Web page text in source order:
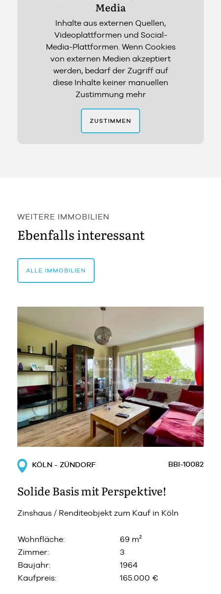
Media
Inhalte aus externen Quellen,
Videoplattformen und Social-
Media-Plattformen. Wenn Cookies
von externen Medien akzeptiert
werden, bedarf der Zugriff auf
diese Inhalte keiner manuellen
Zustimmung mehr
ZUSTIMMEN
WEITERE IMMOBILIEN
Ebenfalls interessant
ALLE IMMOBILIEN
KÖLN - ZÜNDORF BBI-10082
Solide Basis mit Perspektive!
Zinshaus / Renditeobjekt zum Kauf in Köln
Wohnfläche:
69 m²
Zimmer:
3
Baujahr:
1964
Kaufpreis:
165.000 €